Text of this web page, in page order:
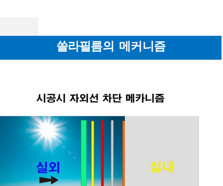
쏠라필름의 메커니즘